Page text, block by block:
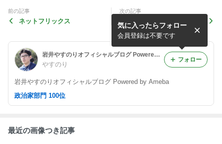
前の記事
ネットフリックス
次の記事
日本VSブラジルの一戦は3対
2で日本の勝利と予想！
岩井やすのりオフィシャルブログ Powered by Ameba
やすのり
岩井やすのりオフィシャルブログ Powered by Ameba
気に入ったらフォロー
会員登録は不要です
フォロー
政治家部門 100位
最近の画像つき記事